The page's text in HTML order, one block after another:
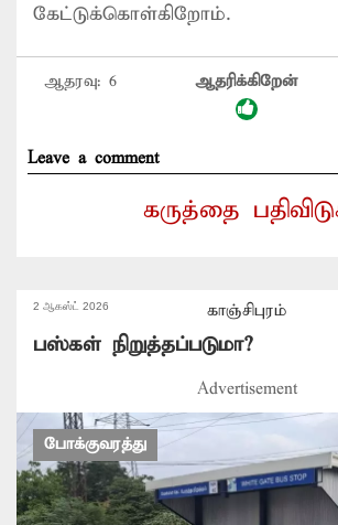
கேட்டுக்கொள்கிறோம்.
ஆதரவு: 6 ஆதரிக்கிறேன்
Leave a comment
கருத்தை
2 ஆகஸ்ட் 2026 காஞ்சிபுரம்
பஸ்கள் நிறுத்தப்படுமா?
Advertisement
போக்குவரத்து